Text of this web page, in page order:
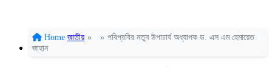
Home জাতীয় » » পবিপ্রবির নতুন উপাচার্য অধ্যাপক ড. এস এম হেমায়েত
জাহান